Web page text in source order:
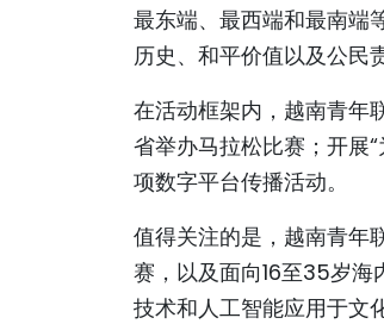
最东端、最西端和最南端
历史、和平价值以及公民
在活动框架内，越南青年
省举办马拉松比赛；开展
项数字平台传播活动。
值得关注的是，越南青年
赛，以及面向16至35岁
技术和人工智能应用于文